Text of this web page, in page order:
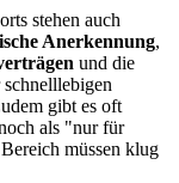
stehen auch
Anerkennung,
und die
gibt es oft
als "nur für
müssen klug